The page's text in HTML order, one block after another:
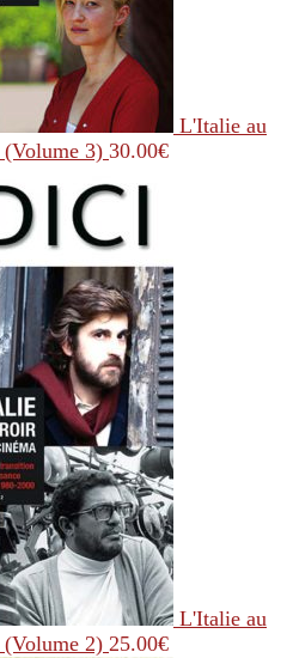
L'Italie au
3) 30.00€
L'Italie au
2) 25.00€